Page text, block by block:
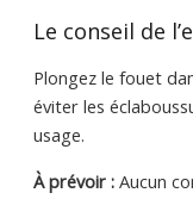
Le conseil de
Plongez le fouet
éviter les
usage.
À prévoir :Aucun